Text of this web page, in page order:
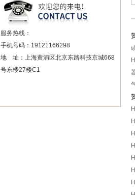
服务热线：
手机号码：19121166298
地 址：上海黄浦区北京东路科技京城668
号东楼27楼C1